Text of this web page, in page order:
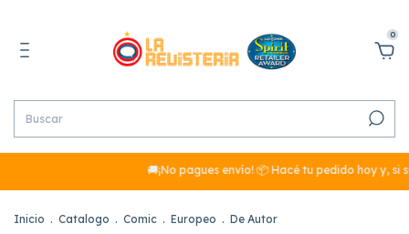
0
🚚¡No pagues envío! 📦 Hacé tu pedido hoy y, si
Inicio . Catalogo . Comic . Europeo . De Autor